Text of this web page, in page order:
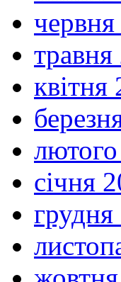
січня